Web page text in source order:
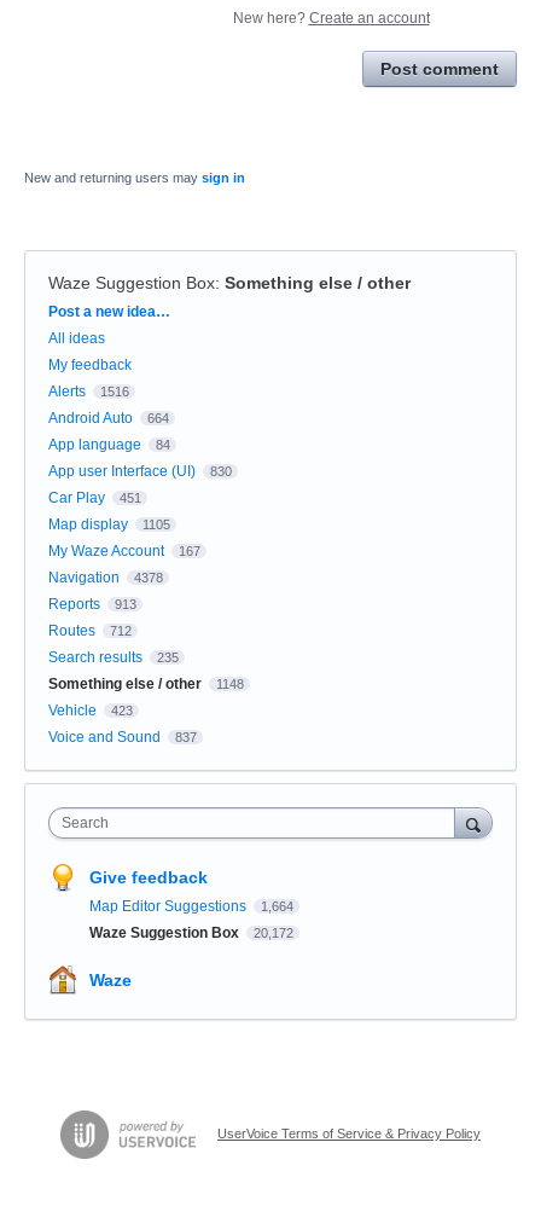
New here? Create an account
Post comment
New and returning users may sign in
Waze Suggestion Box: Something else / other
Categories
Post a new idea…
All ideas
My feedback
Alerts
1516
Android Auto 664
App language 84
App user Interface (UI) 830
Car Play 451
Map display 1105
My Waze Account 167
Navigation 4378
Reports 913
Routes 712
Search results 235
Something else / other 1148
Vehicle 423
Voice and Sound 837
Search
Give feedback
Map Editor Suggestions 1,664
Waze Suggestion Box 20,172
Waze
UserVoice Terms of Service & Privacy Policy